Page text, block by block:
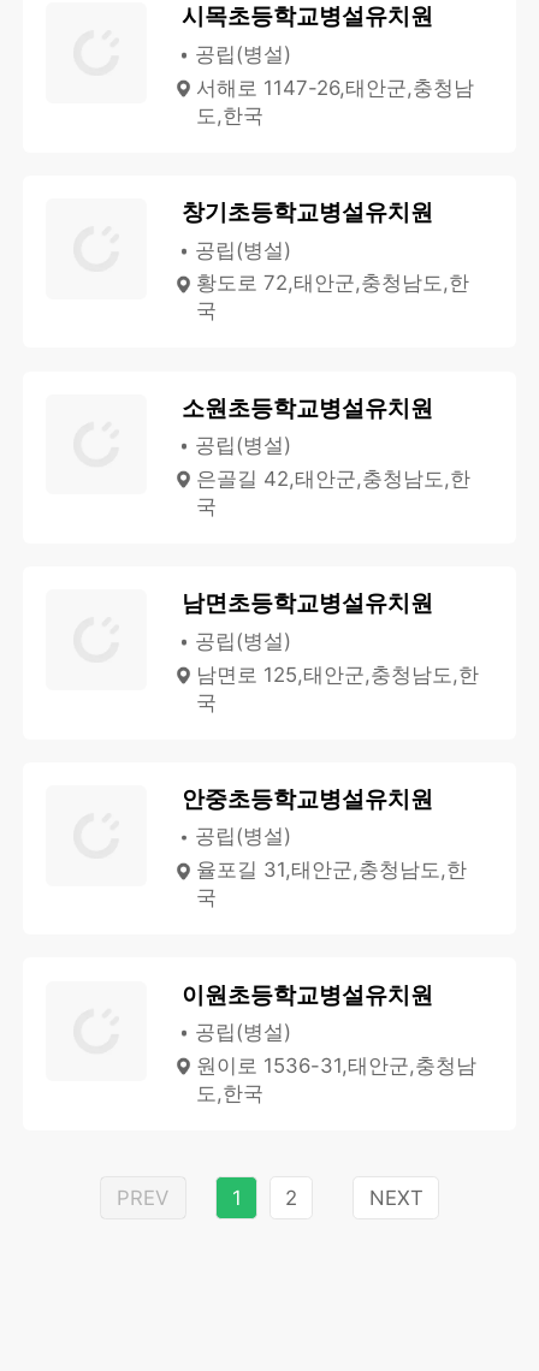
시목초등학교병설유치원
공립(병설)
서해로 1147-26,태안군,충청남
도,한국
창기초등학교병설유치원
공립(병설)
황도로 72,태안군,충청남도,한
국
소원초등학교병설유치원
공립(병설)
은골길 42,태안군,충청남도,한
국
남면초등학교병설유치원
공립(병설)
남면로 125,태안군,충청남도,한
국
안중초등학교병설유치원
공립(병설)
율포길 31,태안군,충청남도,한
국
이원초등학교병설유치원
공립(병설)
원이로 1536-31,태안군,충청남
도,한국
PREV 1 2 NEXT